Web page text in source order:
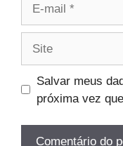
Salvar meus
próxima vez